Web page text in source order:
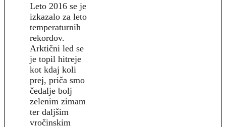
Leto 2016 se je
izkazalo za leto
temperaturnih
rekordov.
Arktični led se
je topil hitreje
kot kdaj koli
prej, priča smo
čedalje bolj
zelenim zimam
ter daljšim
vročinskim